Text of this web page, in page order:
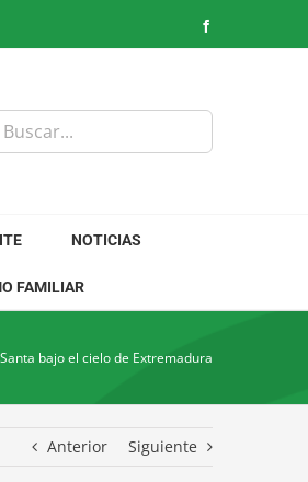
NOTICIAS
FAMILIAR
bajo el cielo de Extremadura
Anterior Siguiente